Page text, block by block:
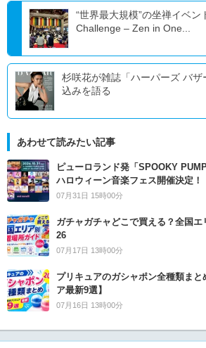
“世界最大規模”の坐禅イベ
Challenge – Zen in One...
杉咲花が雑誌「ハーパーズ バ
込みを語る
あわせて読みたい記事
ピューロランド発「SPOOKY
ハロウィーン音楽フェス開催決定！
07月31日 15時00分
ガチャガチャどこで買える？全国
26
07月17日 13時00分
プリキュアのガシャポン全種類まと
ア最新9選】
07月16日 13時00分